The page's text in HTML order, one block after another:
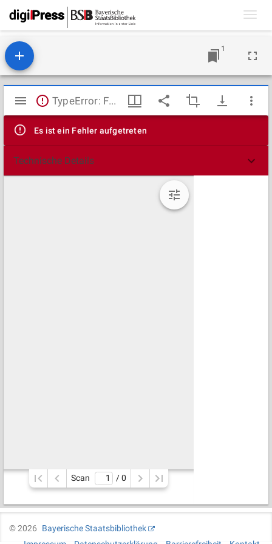
1
Mirador
Viewer
TypeError: Failed to fetch
Es ist ein Fehler aufgetreten
Technische Details
Scan / 0
©2026
Bayerische Staatsbibliothek